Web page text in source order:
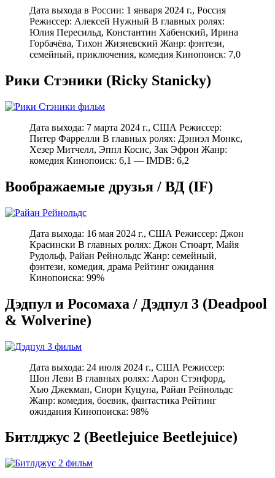
Дата выхода в России: 1 января 2024 г., Россия
Режиссер: Алексей Нужный В главных ролях:
Юлия Пересильд, Константин Хабенский, Ирина
Горбачёва, Тихон Жизневский Жанр: фэнтези,
семейный, приключения, комедия Кинопоиск: 7,0
Рики Стэники (Ricky Stanicky)
Дата выхода: 7 марта 2024 г., США Режиссер:
Питер Фаррелли В главных ролях: Дэниэл Монкс,
Хезер Митчелл, Эппл Косис, Зак Эфрон Жанр:
комедия Кинопоиск: 6,1 — IMDB: 6,2
Воображаемые друзья / ВД (IF)
Дата выхода: 16 мая 2024 г., США Режиссер: Джон
Красински В главных ролях: Джон Стюарт, Майя
Рудольф, Райан Рейнольдс Жанр: семейный,
фэнтези, комедия, драма Рейтинг ожидания
Кинопоиска: 99%
Дэдпул и Росомаха / Дэдпул 3 (Deadpool
& Wolverine)
Дата выхода: 24 июля 2024 г., США Режиссер:
Шон Леви В главных ролях: Аарон Стэнфорд,
Хью Джекман, Сиори Куцуна, Райан Рейнольдс
Жанр: комедия, боевик, фантастика Рейтинг
ожидания Кинопоиска: 98%
Битлджус 2 (Beetlejuice Beetlejuice)